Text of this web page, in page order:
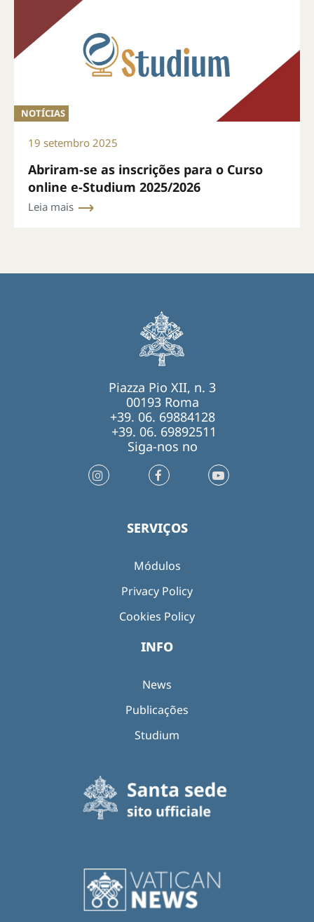
NOTÍCIAS
19 setembro 2025
Abriram-se as inscrições para o Curso
online e-Studium 2025/2026
Leia mais
Piazza Pio XII, n. 3
00193 Roma
+39. 06. 69884128
+39. 06. 69892511
Siga-nos no
SERVIÇOS
Módulos
Privacy Policy
Cookies Policy
INFO
News
Publicações
Studium